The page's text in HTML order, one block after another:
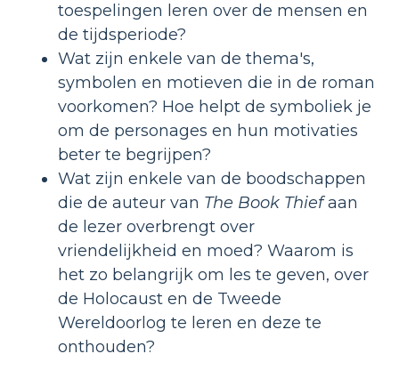
toespelingen leren over de mensen en
de tijdsperiode?
Wat zijn enkele van de thema's,
symbolen en motieven die in de roman
voorkomen? Hoe helpt de symboliek je
om de personages en hun motivaties
beter te begrijpen?
Wat zijn enkele van de boodschappen
die de auteur van The Book Thiefaan
de lezer overbrengt over
vriendelijkheid en moed? Waarom is
het zo belangrijk om les te geven, over
de Holocaust en de Tweede
Wereldoorlog te leren en deze te
onthouden?